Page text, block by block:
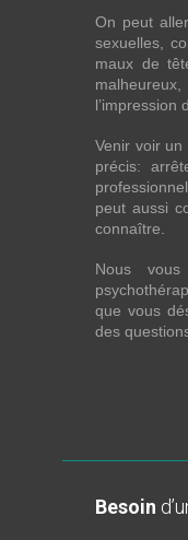
On peut
sexuelles,
maux de
l’impression
Venir voir
précis:
peut aussi
connaître.
Nous
que vous
des
Besoin